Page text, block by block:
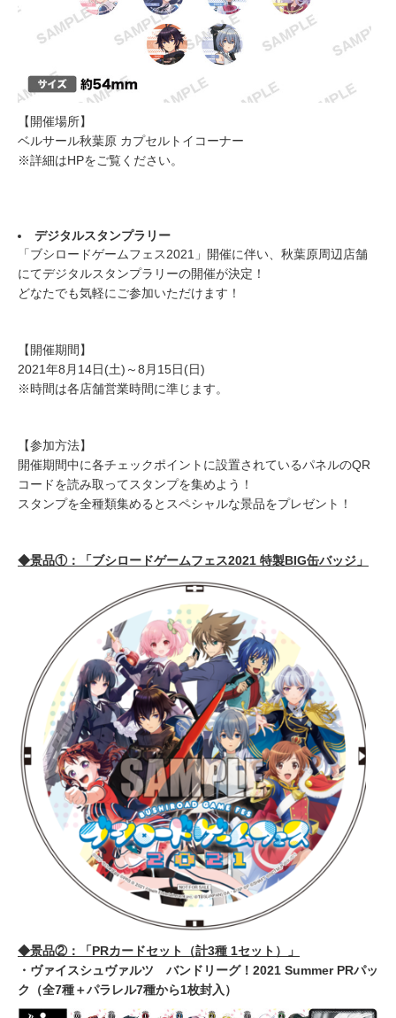
【開催場所】
ベルサール秋葉原 カプセルトイコーナー
※詳細はHPをご覧ください。
デジタルスタンプラリー
「ブシロードゲームフェス2021」開催に伴い、秋葉原周辺店舗
にてデジタルスタンプラリーの開催が決定！
どなたでも気軽にご参加いただけます！
【開催期間】
2021年8月14日(土)～8月15日(日)
※時間は各店舗営業時間に準じます。
【参加方法】
開催期間中に各チェックポイントに設置されているパネルのQR
コードを読み取ってスタンプを集めよう！
スタンプを全種類集めるとスペシャルな景品をプレゼント！
◆景品①：「ブシロードゲームフェス2021 特製BIG缶バッジ」
◆景品②：「PRカードセット（計3種 1セット）」
・ヴァイスシュヴァルツ バンドリーグ！2021 Summer PRパッ
ク（全7種＋パラレル7種から1枚封入）